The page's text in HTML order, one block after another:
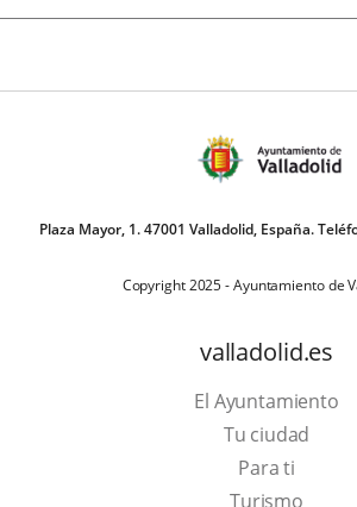
Plaza Mayor, 1. 47001 Valladolid, España.
Copyright 2025 - Ayuntamiento de
valladolid.es
El Ayuntamiento
Tu ciudad
Para ti
TurismoThis